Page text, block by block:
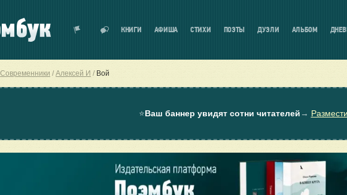
КНИГИ АФИША СТИХИ ПОЭТЫ ДУЭЛИ АЛЬБОМ
Современники Алексей И Вой
⭐Ваш баннер увидят сотни читателей →